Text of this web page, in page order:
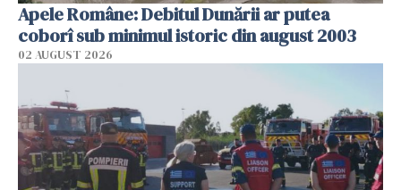
Apele Române: Debitul Dunării ar putea
coborî sub minimul istoric din august 2003
02 AUGUST 2026